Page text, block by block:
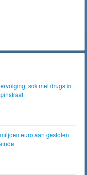
sok met drugs in
euro aan gestolen